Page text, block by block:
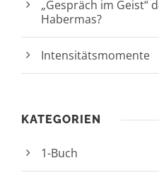
„Gespräch im Geist“
Habermas?
KATEGORIEN
1-Buch